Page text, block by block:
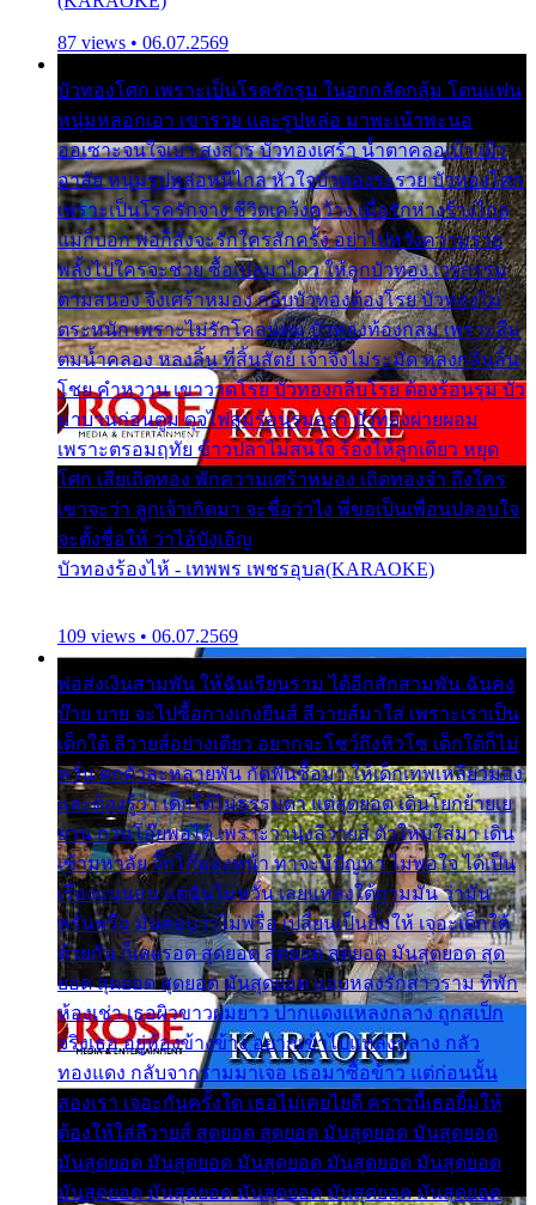
87 views • 06.07.2569
บัวทองโศก เพราะเป็นโรครักรุม ในอกกลัดกลุ้ม โดนแฟน
หนุ่มหลอกเอา เขารวย และรูปหล่อ มาพะเน้าพะนอ
ออเซาะจนใจเบา สงสาร บัวทองเศร้า น้ำตาคลอเบ้า เฝ้า
อาลัย หนุ่มรูปหล่อหนีไกล หัวใจบัวทองระรวย บัวทองโศก
เพราะเป็นโรครักจาง ชีวิตเคว้งคว้าง เมื่อรักห่างร้างไกล
แม่ก็บอก พ่อก็สั่งจะรักใครสักครั้ง อย่าไปหวังความรวย
พลั้งไปใครจะช่วย ซื้อเปลมาไกว ให้ลูกบัวทอง เวรกรรม
ตามสนอง จึงเศร้าหมอง กลีบบัวทองต้องโรย บัวทองไม่
ตระหนัก เพราะไม่รักโคลนตม บัวทองท้องกลม เพราะลืม
ตมน้ำคลอง หลงลิ้น ที่สิ้นสัตย์ เจ้าจึงไม่ระมัด หลงกลิ่นลิ้น
โชย คำหวาน เขาวาดโรย บัวทองกลีบโรย ต้องร้อนรุม บัว
มาบานก่อนตูม ดุจไฟสุมร้อนรุมอุรา บัวทองผ่ายผอม
เพราะตรอมฤทัย ข้าวปลาไม่สนใจ ร้องไห้ลูกเดียว หยุด
โศก เสียเถิดทอง พักความเศร้าหมอง เถิดทองจ๋า ถึงใคร
เขาจะว่า ลูกเจ้าเกิดมา จะชื่อว่าไง พี่ขอเป็นเพื่อนปลอบใจ
จะตั้งชื่อให้ ว่าไอ้บังเอิญ
บัวทองร้องไห้ - เทพพร เพชรอุบล(KARAOKE)
109 views • 06.07.2569
พ่อส่งเงินสามพัน ให้ฉันเรียนราม ได้อีกสักสามพัน ฉันคง
บ๊าย บาย จะไปซื้อกางเกงยีนส์ ลีวายส์มาใส่ เพราะเราเป็น
เด็กใต้ ลีวายส์อย่างเดียว อยากจะโชว์ถึงหิวโซ เด็กใต้ก็ไม่
หวั่น ตกตัวละหลายพัน กัดฟันซื้อมา ให้เด็กเทพเหลียวมอง
และต้องรู้ว่า เด็กใต้ไม่ธรรมดา แต่สุดยอด เดินโยกย้ายเย
ยวน กวนโอ๊ยพอได้ เพราะว่านุ่งลีวายส์ ตัวใหม่ใส่มา เดิน
เข้ามหาลัย จิ๊กโก๊มองหน้า ท่าจะมีปัญหา ไม่พอใจ ได้เป็น
เรื่องแน่นอน แต่ฉันไม่หวั่น เลยแหลงใต้ถามมัน ว่ามัน
พรั่นพรือ มันตอบว่าไม่พรื่อ เปลี่ยนเป็นยิ้มให้ เจอะเด็กใต้
ด้วยกัน ก็เลยรอด สุดยอด สุดยอด สุดยอด มันสุดยอด สุด
ยอด สุดยอด สุดยอด มันสุดยอด แอบหลงรักสาวราม ที่พัก
ห้องเช่า เธอผิวขาวผมยาว ปากแดงแหลงกลาง ถูกสเป็ก
จริงเธอ อยู่ห้องข้างข้าง อยากเข้าไปแหลงกลาง กลัว
ทองแดง กลับจากรามมาเจอ เธอมาซื้อข้าว แต่ก่อนนั้น
สองเรา เจอะกันครั้งใด เธอไม่เคยไยดี คราวนี้เธอยิ้มให้
ต้องให้ใส่ลีวายส์ สุดยอด สุดยอด มันสุดยอด มันสุดยอด
มันสุดยอด มันสุดยอด มันสุดยอด มันสุดยอด มันสุดยอด
มันสุดยอด มันสุดยอด มันสุดยอด มันสุดยอด มันสุดยอด